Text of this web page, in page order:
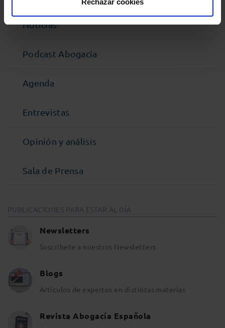
Noticias
Podcast Abogacía
Agenda
Entrevistas
Opinión y análisis
Sala de Prensa
PUBLICACIONES PARA ESTAR AL DÍA
Newsletters
Suscríbete a nuestros Newsletters
Blogs
Artículos de expertos en distintas materias
Revista Abogacía Española